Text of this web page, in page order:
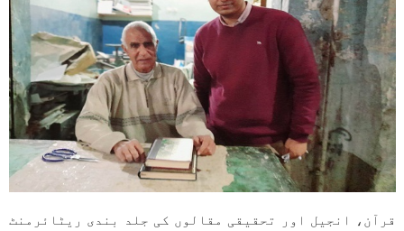
قرآن، انجیل اور تحقیقی مقالوں کی جلد بندی ریٹائرمنٹ